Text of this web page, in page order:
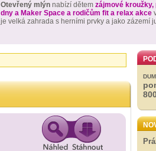
Otevřený mlýn nabízí dětem zájmové
dny a Maker Space a rodičům fit a relax akce
je velká zahrada s herními prvky a jako zázemí